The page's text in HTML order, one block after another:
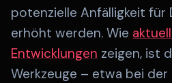
potenzielle Anfälligkeit für
erhöht werden. Wie
Entwicklungen zeigen, ist
Werkzeuge – etwa bei